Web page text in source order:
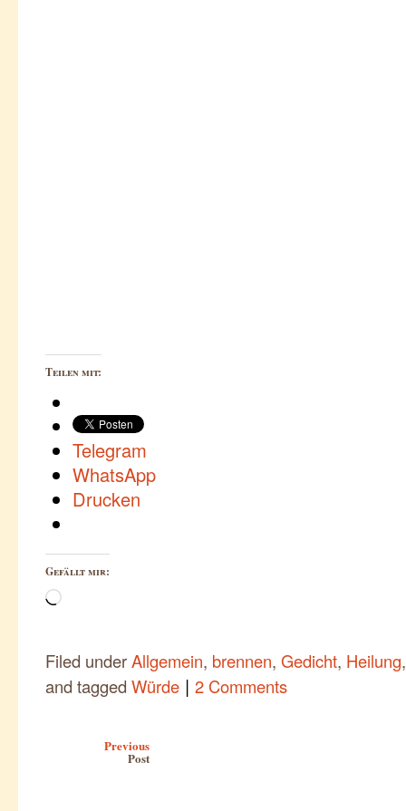
Teilen mit:
Telegram
WhatsApp
Drucken
Gefällt mir:
Wird
Filed underAllgemein, brennen, Gedicht, Heilung
and tagged Würde | 2 Comments
Previous
Post